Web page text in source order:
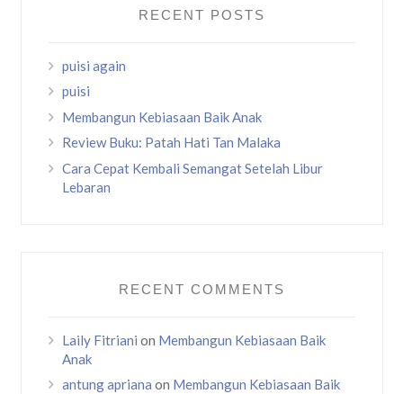
RECENT POSTS
puisi again
puisi
Membangun Kebiasaan Baik Anak
Review Buku: Patah Hati Tan Malaka
Cara Cepat Kembali Semangat Setelah Libur
Lebaran
RECENT COMMENTS
Laily Fitriani on Membangun Kebiasaan Baik
Anak
antung apriana on Membangun Kebiasaan Baik